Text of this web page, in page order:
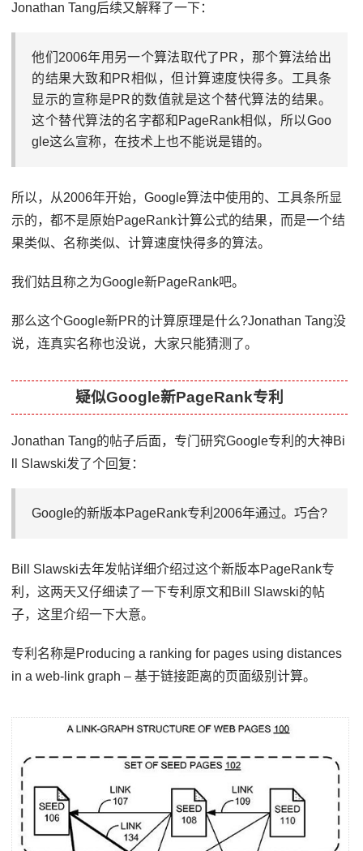
Jonathan Tang后续又解释了一下：
他们2006年用另一个算法取代了PR，那个算法给出
的结果大致和PR相似，但计算速度快得多。工具条
显示的宣称是PR的数值就是这个替代算法的结果。
这个替代算法的名字都和PageRank相似，所以Goo
gle这么宣称，在技术上也不能说是错的。
所以，从2006年开始，Google算法中使用的、工具条所显
示的，都不是原始PageRank计算公式的结果，而是一个结
果类似、名称类似、计算速度快得多的算法。
我们姑且称之为Google新PageRank吧。
那么这个Google新PR的计算原理是什么?Jonathan Tang没
说，连真实名称也没说，大家只能猜测了。
疑似Google新PageRank专利
Jonathan Tang的帖子后面，专门研究Google专利的大神Bi
ll Slawski发了个回复：
Google的新版本PageRank专利2006年通过。巧合?
Bill Slawski去年发帖详细介绍过这个新版本PageRank专
利，这两天又仔细读了一下专利原文和Bill Slawski的帖
子，这里介绍一下大意。
专利名称是Producing a ranking for pages using distances
in a web-link graph – 基于链接距离的页面级别计算。